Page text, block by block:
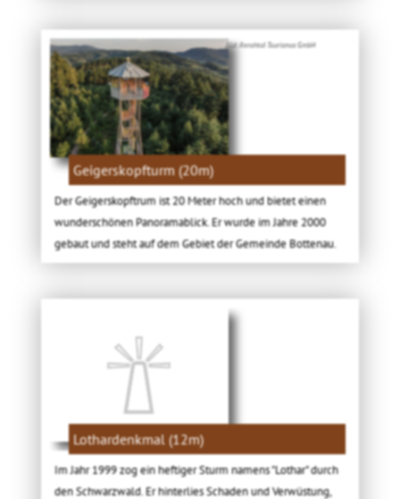
Bild: Renchtal Tourismus GmbH
Geigerskopfturm (20m)
Der Geigerskopftrum ist 20 Meter hoch und bietet einen
wunderschönen Panoramablick. Er wurde im Jahre 2000
gebaut und steht auf dem Gebiet der Gemeinde Bottenau.
Lothardenkmal (12m)
Im Jahr 1999 zog ein heftiger Sturm namens "Lothar" durch
den Schwarzwald. Er hinterlies Schaden und Verwüstung,